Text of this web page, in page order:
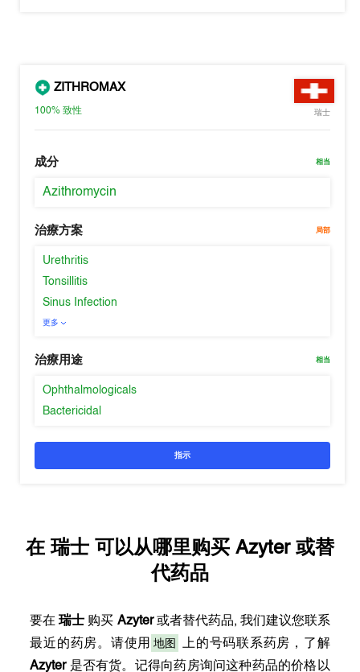
ZITHROMAX
100%致性 瑞士
成分 相当
Azithromycin
治療方案 局部
Urethritis
Tonsillitis
Sinus Infection
更多
治療用途 相当
Ophthalmologicals
Bactericidal
指示
在瑞士 可以从哪里购买 Azyter或替
代药品
要在瑞士 购买 Azyter或者替代药品, 我们建议您联系
最近的药房。请使用 地图
上的号码联系药房，了解
Azyter是否有货。记得向药房询问这种药品的价格以